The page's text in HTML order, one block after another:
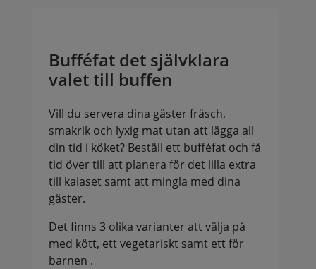
Bufféfat det självklara
valet till buffen
Vill du servera dina gäster fräsch,
smakrik och lyxig mat utan att lägga all
din tid i köket? Beställ ett bufféfat och få
tid över till att planera för det lilla extra
till kalaset samt att mingla med dina
gäster.
Det finns 3 olika varianter att välja på
med kött, ett vegetariskt samt ett för
barnen .